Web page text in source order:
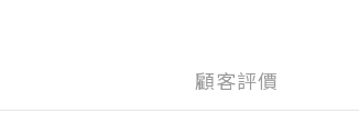
顧客評價